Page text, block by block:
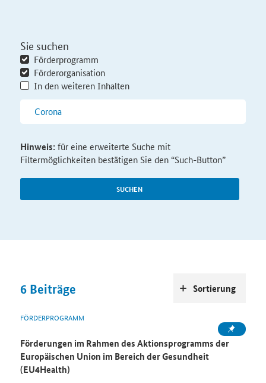
Sie suchen
Förderprogramm
Förderorganisation
In den weiteren Inhalten
SUCHEN
Hinweis:für eine erweiterte Suche mit
Filtermöglichkeiten bestätigen Sie den “Such-Button”
6 Beiträge
FÖRDERPROGRAMM
Förderungen im Rahmen des Aktionsprogramms der
Europäischen Union im Bereich der Gesundheit
(EU4Health)
Sortierung